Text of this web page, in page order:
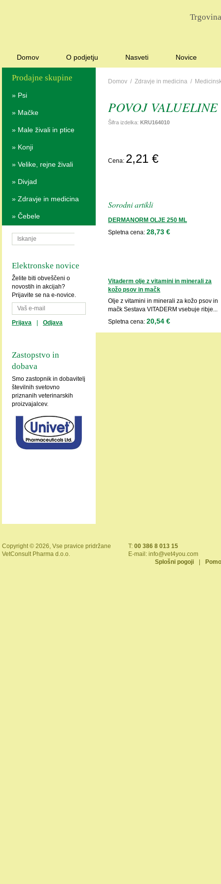
Domov O podjetju Nasveti Novice
Prodajne skupine
» Psi
» Mačke
» Male živali in ptice
» Konji
» Velike, rejne živali
» Divjad
» Zdravje in medicina
» Čebele
Elektronske novice
Želite biti obveščeni o
novostih in akcijah?
Prijavite se na e-novice.
Prijava Odjava
Zastopstvo in
dobava
Smo zastopnik in dobavitelj
številnih svetovno
priznanih veterinarskih
proizvajalcev.
Domov / Zdravje in medicina /
POVOJ
Šifra izdelka: KRU164010
Cena: 2,21 €
Sorodni artikli
DERMANORM OLJE 250 ML
Spletna cena: 28,73 €
Vitaderm olje z vitamini in minerali za
kožo psov in mačk
Olje z vitamini in minerali za kožo psov in
mačk Sestava VITADERM vsebuje ribje...
Spletna cena: 20,54 €
Copyright © 2026, Vse pravice pridržane
VetConsult Pharma d.o.o.
T: 00 386 8 013 15
E-mail: info@vet4you.com
Splošni pogoji